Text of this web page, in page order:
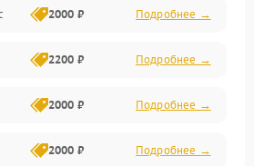
2000 ₽ Подробнее →
2200 ₽ Подробнее →
2000 ₽ Подробнее →
2000 ₽ Подробнее →